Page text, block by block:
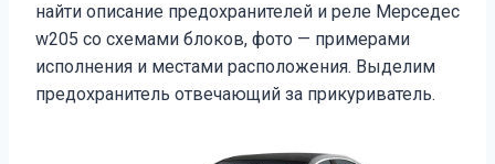
найти описание предохранителей и реле Мерседес
w205 со схемами блоков, фото — примерами
исполнения и местами расположения. Выделим
предохранитель отвечающий за прикуриватель.